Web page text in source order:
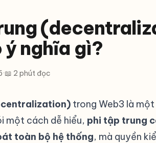
nghĩa gì?
·📖 2 phút đọc
trong Web3 là
một cách dễ hiểu, phi tập trung
toàn bộ hệ thống, mà quyền